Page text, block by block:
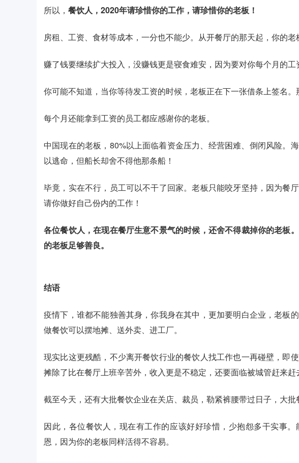
所以， 餐饮人，2020年请珍惜你的工作，请珍惜你的老板！
房租、工资、食材等成本，一分也不能少。从开餐厅的那天起，你的老
赚了钱要继续扩大投入，没赚钱更是寝食难安，因为要对你每个月的工
你可能不知道，当你等待发工资的时候，老板正在下一张借条上签名。
每个月还能拿到工资的员工都应感谢你的老板。
中国现在的老板，80%以上面临着资金压力、经营困难、倒闭风险。
以逃命，但船长却舍不得他那条船！
毕竟，实在不行，员工可以不干了回家。老板只能咬牙坚持，因为餐
请你做好自己份内的工作！
各位餐饮人，在现在餐厅生意不景气的时候，还舍不得裁掉你的老板
的老板足够善良。
结语
疫情下，谁都不能独善其身，你我身在其中，更加要明白企业，老板
做餐饮可以摆地摊、送外卖、进工厂。
现实比这更残酷，不少离开餐饮行业的餐饮人找工作也一再碰壁，即
摊除了比在餐厅上班辛苦外，收入更是不稳定，还要面临被城管赶来赶
截至今天，还有大批餐饮企业在关店、裁员，勒紧裤腰带过日子，大批
因此，各位餐饮人，现在有工作的应该好好珍惜，少抱怨多干实事
恩，因为你的老板同样活得不容易。